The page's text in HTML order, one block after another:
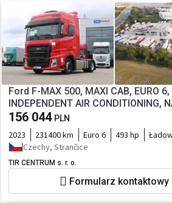
Ford F-MAX 500, MAXI CAB, EURO 6,
INDEPENDENT AIR CONDITIONING,
156 044 PLN
2023 231400 km Euro 6 493 hp
Czechy, Strančice
TIR CENTRUM s. r. o.
Formularz kontaktowy